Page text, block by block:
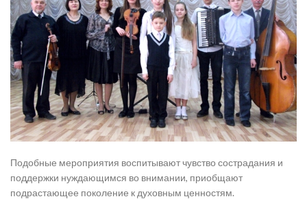
Подобные мероприятия воспитывают чувство сострадания и
поддержки нуждающимся во внимании, приобщают
подрастающее поколение к духовным ценностям.